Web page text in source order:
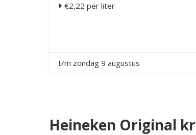
€2,22 per liter
t/m zondag 9 augustus
Heineken Original